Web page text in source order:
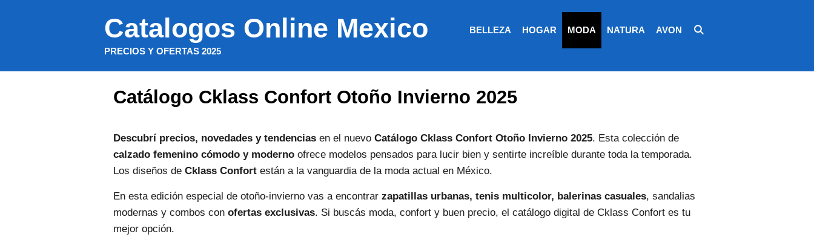
Catalogos Online Mexico
PRECIOS Y OFERTAS 2025
BELLEZA HOGAR MODA NATURA AVON
Catálogo Cklass Confort Otoño Invierno 2025
Descubrí precios, novedades y tendencias en el nuevo Catálogo Cklass Confort Otoño Invierno 2025. Esta colección de
calzado femenino cómodo y moderno ofrece modelos pensados para lucir bien y sentirte increíble durante toda la temporada.
Los diseños de Cklass Confort están a la vanguardia de la moda actual en México.
En esta edición especial de otoño-invierno vas a encontrar zapatillas urbanas, tenis multicolor, balerinas casuales, sandalias
modernas y combos con ofertas exclusivas. Si buscás moda, confort y buen precio, el catálogo digital de Cklass Confort es tu
mejor opción.